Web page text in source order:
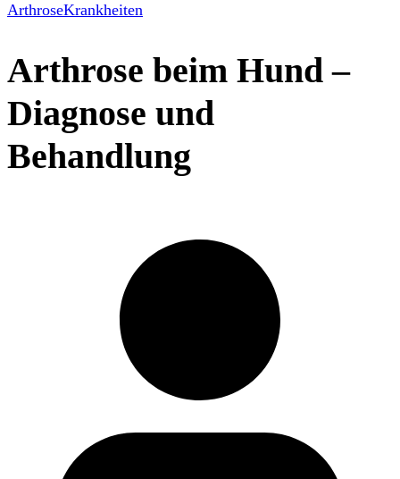
ArthroseKrankheiten
Arthrose beim Hund –
Diagnose und
Behandlung